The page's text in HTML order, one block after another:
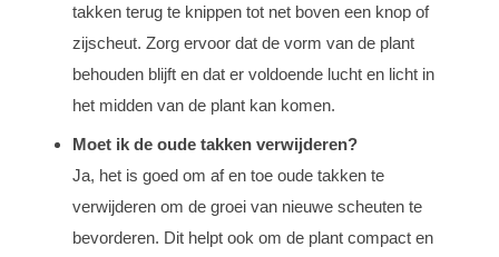
takken terug te knippen tot net boven een knop of
zijscheut. Zorg ervoor dat de vorm van de plant
behouden blijft en dat er voldoende lucht en licht in
het midden van de plant kan komen.
Moet ik de oude takken verwijderen?
Ja, het is goed om af en toe oude takken te
verwijderen om de groei van nieuwe scheuten te
bevorderen. Dit helpt ook om de plant compact en